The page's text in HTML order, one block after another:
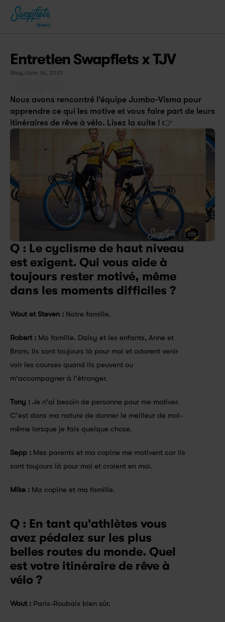
News
Entretien Swapfiets x TJV
Blog, June 16, 2021
Nous avons rencontré l'équipe Jumbo-Visma pour
apprendre ce qui les motive et vous faire part de leurs
itinéraires de rêve à vélo. Lisez la suite ! 👉
Q : Le cyclisme de haut niveau
est exigent. Qui vous aide à
toujours rester motivé, même
dans les moments difficiles ?
Wout et Steven : Notre famille.
Robert : Ma famille. Daisy et les enfants, Anne et
Bram. Ils sont toujours là pour moi et adorent venir
voir les courses quand ils peuvent ou
m'accompagner à l'étranger.
Tony : Je n'ai besoin de personne pour me motiver.
C'est dans ma nature de donner le meilleur de moi-
même lorsque je fais quelque chose.
Sepp : Mes parents et ma copine me motivent car ils
sont toujours là pour moi et croient en moi.
Mike : Ma copine et ma famille.
Q : En tant qu'athlètes vous
avez pédalez sur les plus
belles routes du monde. Quel
est votre itinéraire de rêve à
vélo ?
Wout : Paris-Roubaix bien sûr.